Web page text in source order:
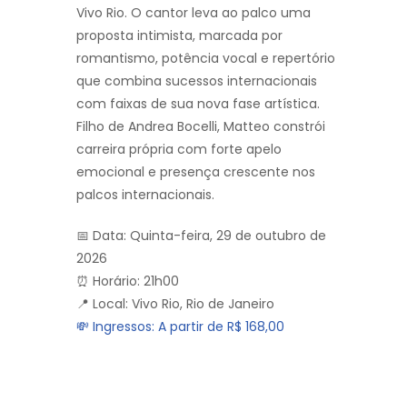
Vivo Rio. O cantor leva ao palco uma
proposta intimista, marcada por
romantismo, potência vocal e repertório
que combina sucessos internacionais
com faixas de sua nova fase artística.
Filho de Andrea Bocelli, Matteo constrói
carreira própria com forte apelo
emocional e presença crescente nos
palcos internacionais.
📅 Data: Quinta-feira, 29 de outubro de
2026
⏰ Horário: 21h00
📍 Local: Vivo Rio, Rio de Janeiro
💸 Ingressos: A partir de R$ 168,00